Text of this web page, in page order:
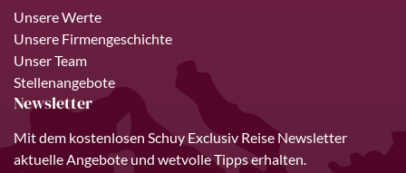
Unsere Werte
Unsere Firmengeschichte
Unser Team
Stellenangebote
Newsletter
Mit dem kostenlosen Schuy Exclusiv Reise Newsletter
aktuelle Angebote und wetvolle Tipps erhalten.